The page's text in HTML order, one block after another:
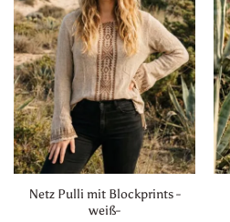
Netz Pulli mit Blockprints -
weiß-